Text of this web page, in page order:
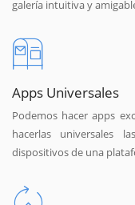
galería intuitiva y
Apps Universales
Podemos hacer apps
hacerlas universales
dispositivos de una